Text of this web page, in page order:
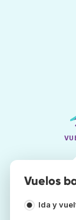
Vuelos
Ida y